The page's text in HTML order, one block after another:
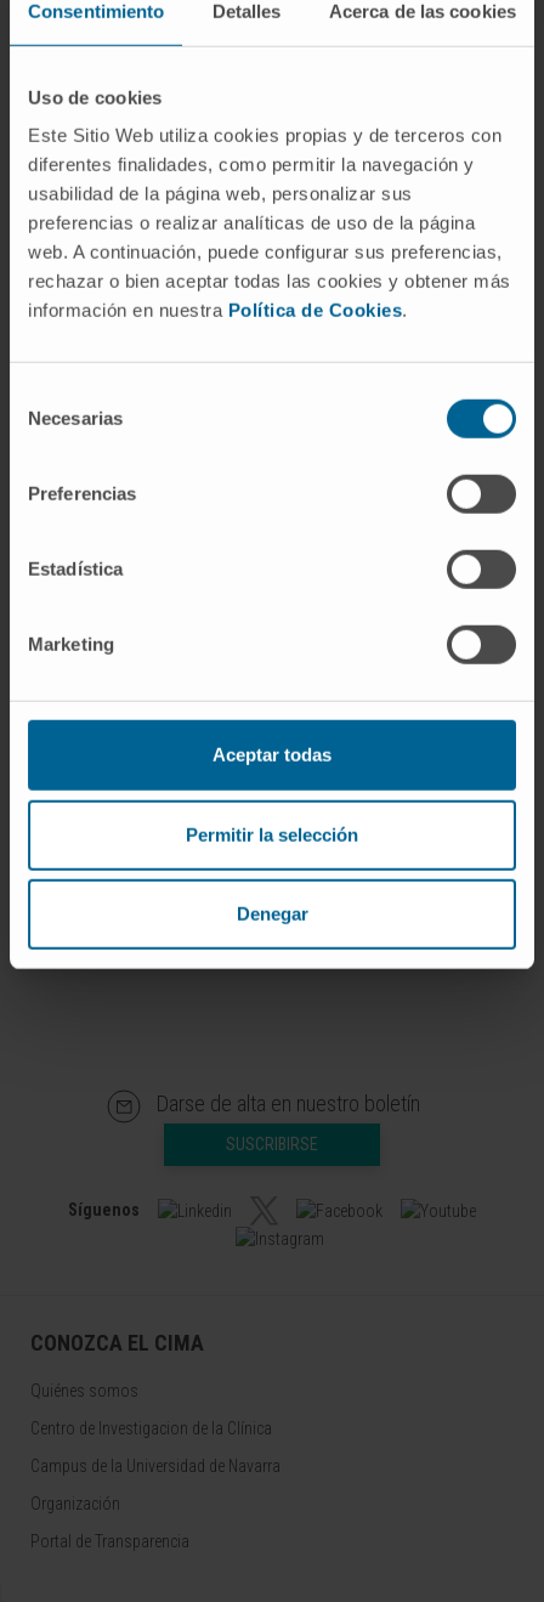
Consentimiento Detalles Acerca de las cookies
Uso de cookies
Este Sitio Web utiliza cookies propias y de terceros con
diferentes finalidades, como permitir la navegación y
usabilidad de la página web, personalizar sus
preferencias o realizar analíticas de uso de la página
web. A continuación, puede configurar sus preferencias,
rechazar o bien aceptar todas las cookies y obtener más
información en nuestra Política de Cookies.
Necesarias
Preferencias
Estadística
Marketing
Aceptar todas
Permitir la selección
Denegar
antagonist in excitatory neurons, reveals the
existence of communities of strongly
synchronous oscillations.
Our work illustrates the interest of spectral
analysis for the study of in vitro networks, and
its potential use as a network-state indicator,
for instance to compare healthy and diseased
neuronal networks.
10.3389/fncir.2013.00199. eCollection 2013.
Nuestros autores
Dr. Miguel Valencia Ustárroz
Ver Curriculum
Grupo de Investigación en
Monitorización y Control Fisiológico
Darse de alta en nuestro boletín
SUSCRIBIRSE
Síguenos
CONOZCA EL CIMA
Quiénes somos
Centro de Investigacion de la Clínica
Campus de la Universidad de Navarra
Organización
Portal de Transparencia